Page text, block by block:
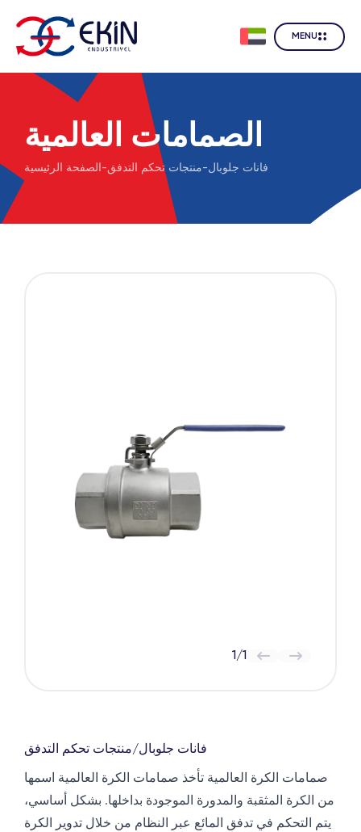
MENU
الصمامات العالمية
الصفحة الرئيسية -منتجات تحكم التدفق-فانات جلوبال
1/1
منتجات تحكم التدفق/فانات جلوبال
صمامات الكرة العالمية تأخذ صمامات الكرة العالمية اسمها
من الكرة المثقبة والمدورة الموجودة بداخلها. بشكل أساسي،
يتم التحكم في تدفق المائع عبر النظام من خلال تدوير الكرة